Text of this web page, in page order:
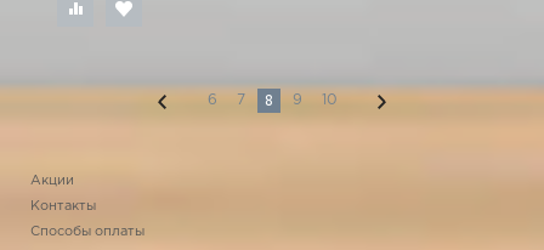
6 7 8 9 10
Акции
Контакты
Способы оплаты